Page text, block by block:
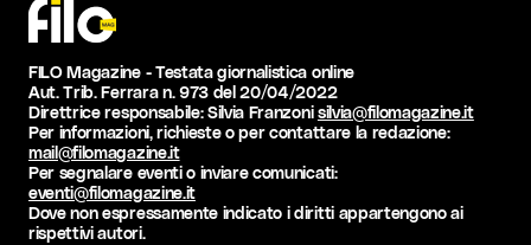
FILO Magazine - Testata giornalistica online
Aut. Trib. Ferrara n. 973 del 20/04/2022
Direttrice responsabile: Silvia Franzonisilvia@filomagazine.it
Per informazioni, richieste o per contattare la redazione:
mail@filomagazine.it
Per segnalare eventi o inviare comunicati:
eventi@filomagazine.it
Dove non espressamente indicato i diritti appartengono ai
rispettivi autori.